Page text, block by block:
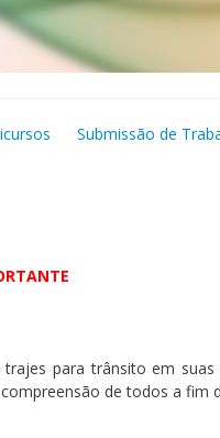
Submissão de
para trânsito em suas
de todos a fim